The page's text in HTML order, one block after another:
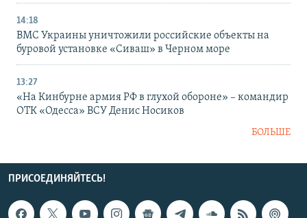
14:18
ВМС Украины уничтожили российские объекты на
буровой установке «Сиваш» в Черном море
13:27
«На Кинбурне армия РФ в глухой обороне» – командир
ОТК «Одесса» ВСУ Денис Носиков
БОЛЬШЕ
ПРИСОЕДИНЯЙТЕСЬ!